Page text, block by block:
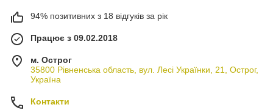
94% позитивних з 18 відгуків за рік
Працює з 09.02.2018
м. Острог
35800 Рівненська область, вул. Лесі Українки, 21, Острог,
Україна
Контакти